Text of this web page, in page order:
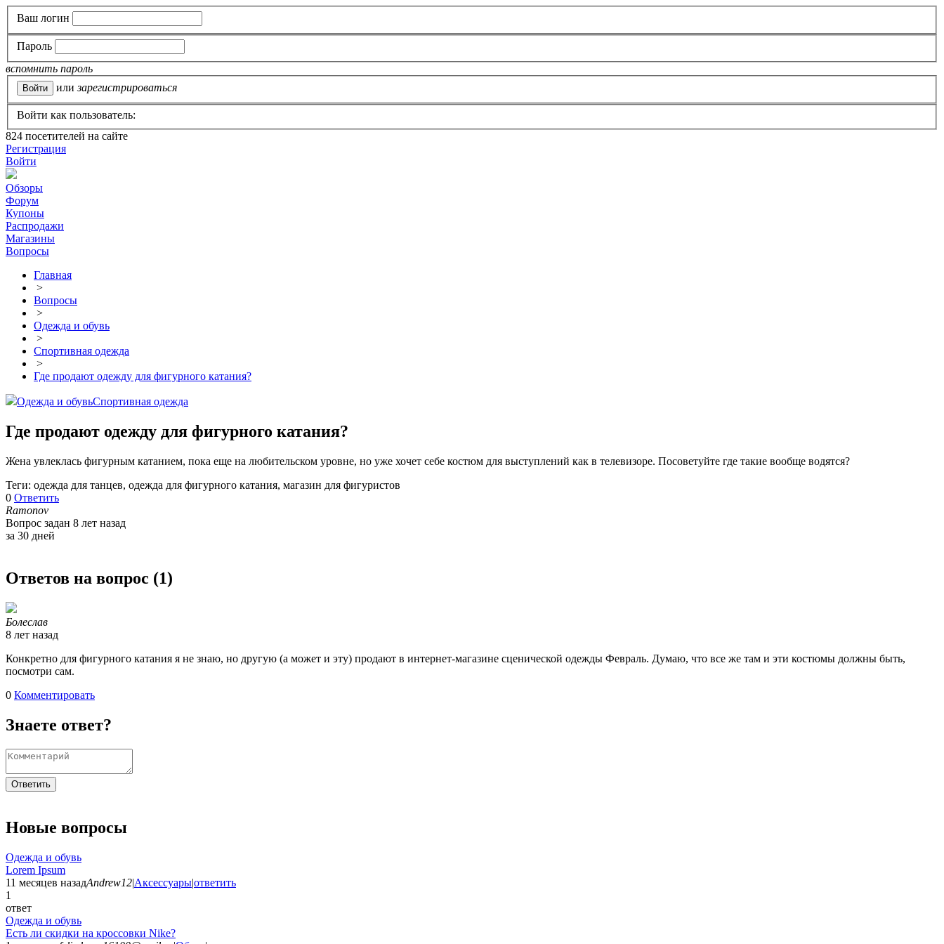
Ваш логин
Пароль
вспомнить пароль
или зарегистрироваться
Войти как пользователь:
824 посетителей на сайте
Регистрация
Войти
Обзоры
Форум
Купоны
Распродажи
Магазины
Вопросы
Главная
>
Вопросы
>
Одежда и обувь
>
Спортивная одежда
>
Где продают одежду для фигурного катания?
Одежда и обувьСпортивная одежда
Где продают одежду для фигурного катания?
Жена увлеклась фигурным катанием, пока еще на любительском уровне, но уже хочет себе костюм для выступлений как в телевизоре. Посоветуйте где такие вообще водятся?
Теги: одежда для танцев, одежда для фигурного катания, магазин для фигуристов
0 Ответить
Ramonov
Вопрос задан 8 лет назад
за 30 дней
Ответов на вопрос (1)
Болеслав
8 лет назад
Конкретно для фигурного катания я не знаю, но другую (а может и эту) продают в интернет-магазине сценической одежды Февраль. Думаю, что все же там и эти костюмы должны быть,
посмотри сам.
0 Комментировать
Знаете ответ?
Ответить
Новые вопросы
Одежда и обувь
Lorem Ipsum
11 месяцев назадAndrew12|Аксессуары|ответить
1
ответ
Одежда и обувь
Есть ли скидки на кроссовки Nike?